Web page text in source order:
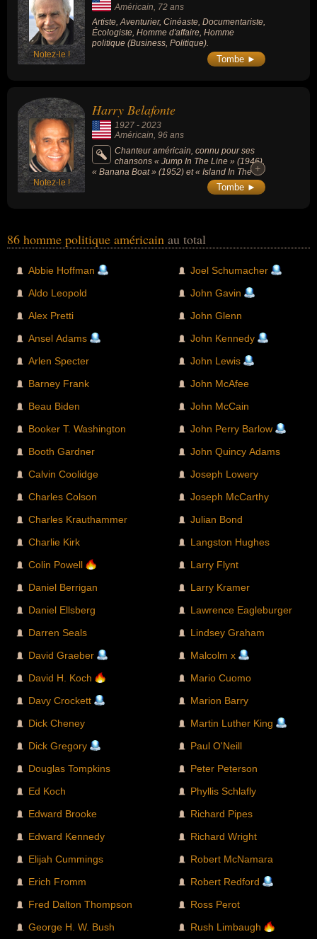
Notez-le !
Américain, 72 ans
Artiste, Aventurier, Cinéaste, Documentariste,
Écologiste, Homme d'affaire, Homme
politique (Business, Politique).
Tombe ►
Notez-le !
Harry Belafonte
1927 - 2023
Américain , 96 ans
Chanteur américain, connu pour ses
chansons « Jump In The Line » (1946),
« Banana Boat » (1952) et « Island In The +
+
Tombe ►
86 homme politique américain au total
Abbie Hoffman
Aldo Leopold
Alex Pretti
Ansel Adams
Arlen Specter
Barney Frank
Beau Biden
Booker T. Washington
Booth Gardner
Calvin Coolidge
Charles Colson
Charles Krauthammer
Charlie Kirk
Colin Powell
Daniel Berrigan
Daniel Ellsberg
Darren Seals
David Graeber
David H. Koch
Davy Crockett
Dick Cheney
Dick Gregory
Douglas Tompkins
Ed Koch
Edward Brooke
Edward Kennedy
Elijah Cummings
Erich Fromm
Fred Dalton Thompson
George H. W. Bush
Joel Schumacher
John Gavin
John Glenn
John Kennedy
John Lewis
John McAfee
John McCain
John Perry Barlow
John Quincy Adams
Joseph Lowery
Joseph McCarthy
Julian Bond
Langston Hughes
Larry Flynt
Larry Kramer
Lawrence Eagleburger
Lindsey Graham
Malcolm x
Mario Cuomo
Marion Barry
Martin Luther King
Paul O'Neill
Peter Peterson
Phyllis Schlafly
Richard Pipes
Richard Wright
Robert McNamara
Robert Redford
Ross Perot
Rush Limbaugh